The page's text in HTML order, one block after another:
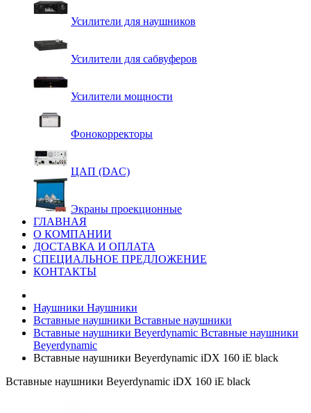
Усилители для наушников
Усилители для сабвуферов
Усилители мощности
Фонокорректоры
ЦАП (DAC)
Экраны проекционные
ГЛАВНАЯ
О КОМПАНИИ
ДОСТАВКА И ОПЛАТА
СПЕЦИАЛЬНОЕ ПРЕДЛОЖЕНИЕ
КОНТАКТЫ
Наушники Наушники
Вставные наушники Вставные наушники
Вставные наушники Beyerdynamic Вставные наушники
Beyerdynamic
Вставные наушники Beyerdynamic iDX 160 iE black
Вставные наушники Beyerdynamic iDX 160 iE black